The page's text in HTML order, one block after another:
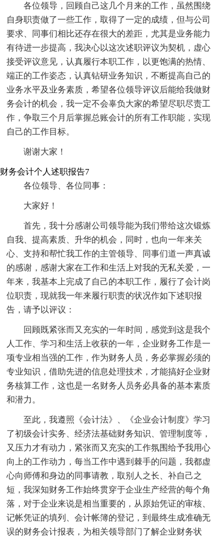
各位领导，回顾自己这几个月来的工作，虽然围绕
自身职责做了一些工作，取得了一定的成绩，但与公司
要求、同事们相比还存在很大的差距，尤其是业务能力
有待进一步提高，我决心以这次述职评议为契机，虚心
接受评议意见，认真履行本职工作，以更饱满的热情、
端正的工作姿态，认真钻研业务知识，不断提高自己的
业务水平及业务素质，希望各位领导评议后能给我做财
务会计的机会，我一定不会辜负大家的希望尽职尽责工
作，争取三个月后掌握总账会计的所有工作职能，实现
自己的工作目标。
谢谢大家！
财务会计个人述职报告7
各位领导、各位同事：
大家好！
首先，我十分感谢公司领导能为我们带给这次锻炼
自我、提高素质、升华的机会，同时，也向一年来关
心、支持和帮忙我工作的主管领导、同事们道一声真诚
的感谢，感谢大家在工作和生活上对我的无私关爱，一
年来，我基本上完成了自己的本职工作，履行了会计岗
位职责，现就我一年来履行职责的状况作如下述职报
告，请予以评议：
回顾既紧张而又充实的一年时间，感觉到这是我个
人工作、学习和生活上收获的一年，企业财务工作是一
项专业相当强的工作，作为财务人员，务必掌握必须的
专业知识，借助先进的信息处理技术，才能搞好企业财
务核算工作，这也是一名财务人员务必具备的基本素质
和潜力。
至此，我遵照《会计法》、《企业会计制度》学习
了初级会计实务、经济法基础财务知识、管理制度等，
又压力才有动力，紧张而又充实的工作氛围给予我用心
向上的工作动力，每当工作中遇到棘手的问题，我都虚
心向师傅和身边的同事请教，取别人之长、补自己之
短，我深知财务工作始终贯穿于企业生产经营的每个角
落，对于企业来说是相当重要的，从原始凭证的审核、
记帐凭证的填列、会计帐簿的登记，到最终生成准确无
误的财务会计报表，为相关领导部门了解企业财务状